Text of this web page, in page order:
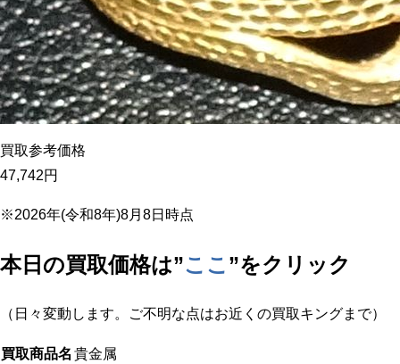
買取参考価格
47,742円
※2026年(令和8年)8月8日時点
本日の買取価格は”ここ”をクリック
（日々変動します。ご不明な点はお近くの買取キングまで）
買取商品名 貴金属